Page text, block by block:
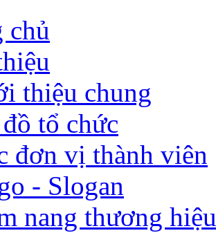
chủ
thiệu chung
tổ chức
đơn vị thành viên
- Slogan
nang thương hiệu